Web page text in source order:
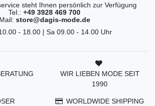
steht Ihnen persönlich zur Verfügung
Tel.: +49 3928 469 700
Mail: store@dagis-mode.de
- 18.00 | Sa 09.00 - 14.00 Uhr
WIR LIEBEN MODE SEIT
1990
WORLDWIDE SHIPPING